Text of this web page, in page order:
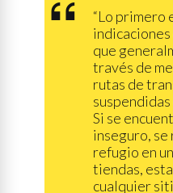
“Lo primero
que
través de
rutas de
Si se
inseguro, se
refugio en
tiendas,
cualquier